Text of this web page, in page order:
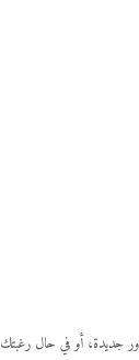
جديدة، أو في حال رغبتك